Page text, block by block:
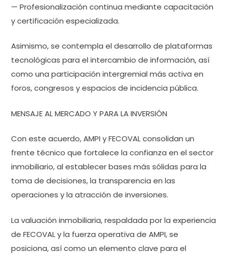
— Profesionalización continua mediante capacitación
y certificación especializada.
Asimismo, se contempla el desarrollo de plataformas
tecnológicas para el intercambio de información, así
como una participación intergremial más activa en
foros, congresos y espacios de incidencia pública.
MENSAJE AL MERCADO Y PARA LA INVERSIÓN
Con este acuerdo, AMPI y FECOVAL consolidan un
frente técnico que fortalece la confianza en el sector
inmobiliario, al establecer bases más sólidas para la
toma de decisiones, la transparencia en las
operaciones y la atracción de inversiones.
La valuación inmobiliaria, respaldada por la experiencia
de FECOVAL y la fuerza operativa de AMPI, se
posiciona, así como un elemento clave para el